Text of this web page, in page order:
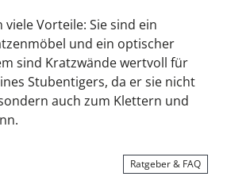
Vorteile: Sie sind ein
und ein optischer
sind Kratzwände wertvoll für
Stubentigers, da er sie nicht
auch zum Klettern und
Ratgeber & FAQ